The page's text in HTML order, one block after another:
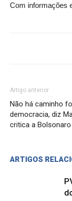
Com informações
Artigo anterior
Não há caminho
democracia, diz
critica a Bolsonaro
ARTIGOS